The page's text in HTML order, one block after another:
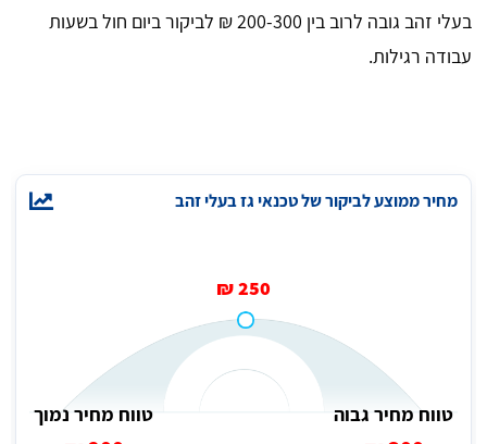
בעלי זהב גובה לרוב בין 200-300 ₪ לביקור ביום חול בשעות
עבודה רגילות.
מחיר ממוצע לביקור של טכנאי גז בעלי זהב
250 ₪
טווח מחיר גבוה טווח מחיר נמוך